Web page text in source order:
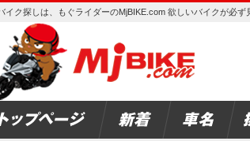
イク探しは、もぐライダーのMjBIKE.com 欲しいバイクが必ず